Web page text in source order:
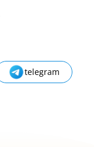
telegram